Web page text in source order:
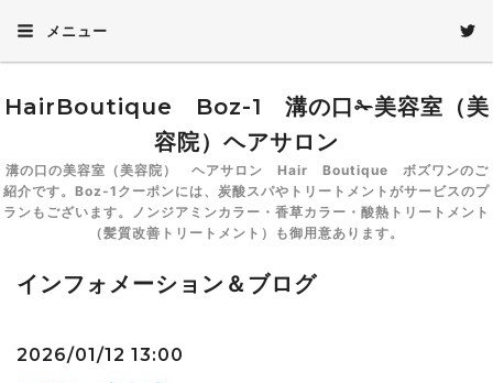
メニュー
HairBoutique Boz-1 溝の口✁美容室（美
容院）ヘアサロン
溝の口の美容室（美容院） ヘアサロン Hair Boutique ボズワンのご
紹介です。Boz-1クーポンには、炭酸スパやトリートメントがサービスのプ
ランもございます。ノンジアミンカラー・香草カラー・酸熱トリートメント
（髪質改善トリートメント）も御用意あります。
インフォメーション＆ブログ
2026/01/12 13:00